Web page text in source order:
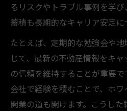
るリスクやトラブル事例を学
蓄積も長期的なキャリア安定に
たとえば、定期的な勉強会や
じて、最新の不動産情報をキ
の信頼を維持することが重要
会社で経験を積むことで、ホ
開業の道も開けます。こうし